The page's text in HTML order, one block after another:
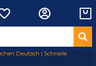
Deutsch | Schnelle